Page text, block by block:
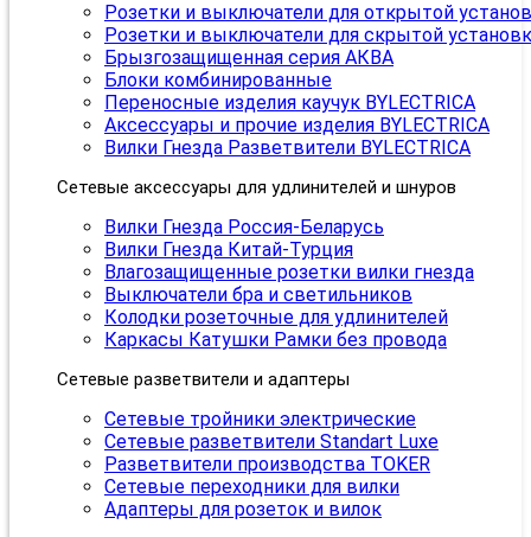
Розетки и выключатели для открытой
Розетки и выключатели для скрытой
Брызгозащищенная серия АКВА
Блоки комбинированные
Переносные изделия каучук BYLECTRICA
Аксессуары и прочие изделия BYLECTRICA
Вилки Гнезда Разветвители BYLECTRICA
Сетевые аксессуары для удлинителей и шнуров
Вилки Гнезда Россия-Беларусь
Вилки Гнезда Китай-Турция
Влагозащищенные розетки вилки гнезда
Выключатели бра и светильников
Колодки розеточные для удлинителей
Каркасы Катушки Рамки без провода
Сетевые разветвители и адаптеры
Сетевые тройники электрические
Сетевые разветвители Standart Luxe
Разветвители производства TOKER
Сетевые переходники для вилки
Адаптеры для розеток и вилок